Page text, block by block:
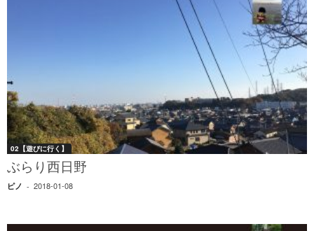
02【遊びに行く】
ぶらり西日野
ピノ - 2018-01-08